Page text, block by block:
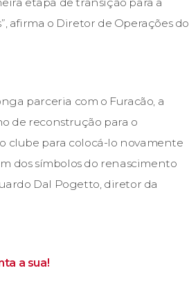
afirma o Diretor de Operações do
parceria com o Furacão, a
de reconstrução para o
clube para colocá-lo novamente
dos símbolos do renascimento
Dal Pogetto, diretor da
a sua!